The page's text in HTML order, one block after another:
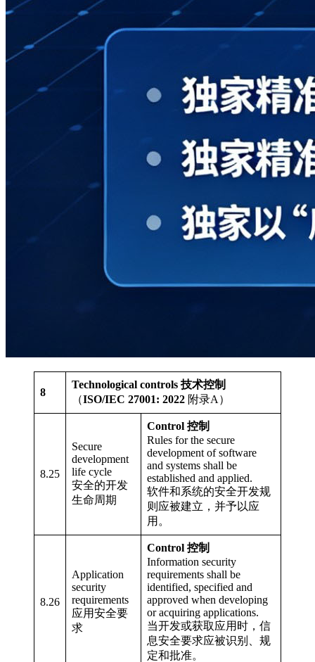
8
Technological controls 技术控制
（ISO/IEC 27001: 2022 附录A）
8.25
Secure
development
life cycle
安全的开发
生命周期
Control 控制
Rules for the secure
development of software
and systems shall be
established and applied.
软件和系统的安全开发规
则应被建立，并予以应
用。
8.26
Application
security
requirements
应用安全要
求
Control 控制
Information security
requirements shall be
identified, specified and
approved when developing
or acquiring applications.
当开发或获取应用时，信
息安全要求应被识别、规
定和批准。